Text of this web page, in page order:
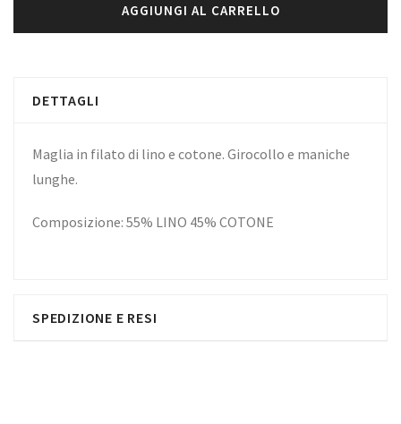
AGGIUNGI AL CARRELLO
DETTAGLI
Maglia in filato di lino e cotone. Girocollo e maniche
lunghe.
Composizione: 55% LINO 45% COTONE
SPEDIZIONE E RESI